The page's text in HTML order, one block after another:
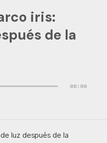
iris:
de la
00:00
luz después de la